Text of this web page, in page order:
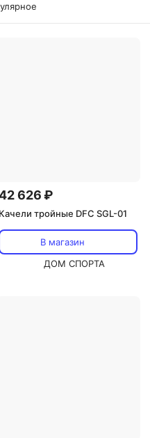
626 ₽
Качели тройные DFC SGL-01
В магазин
ДОМ СПОРТА